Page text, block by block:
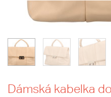
Dámská kabelka